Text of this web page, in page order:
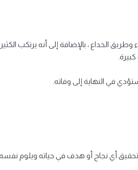
الخداع ، بالإضافة إلى أنه يرتكب
في النهاية إلى وفاته.
أي نجاح أو هدف في حياته ويلوم نفسه